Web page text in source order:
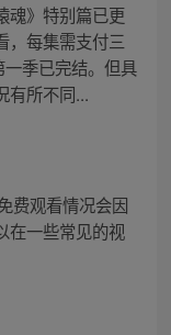
魂》特别篇已更
，每集需支付三
季已完结。但具
有所不同...
费观看情况会因
在一些常见的视